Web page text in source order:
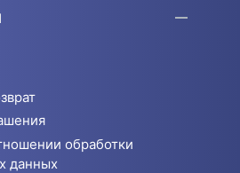
обработки
данных